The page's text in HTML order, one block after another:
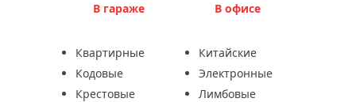
В гараже В офисе
Квартирные
Китайские
Кодовые
Электронные
Крестовые
Лимбовые